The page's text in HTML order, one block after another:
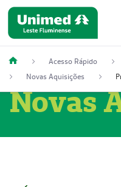
Acesso Rápido
Novas Aquisições
Novas